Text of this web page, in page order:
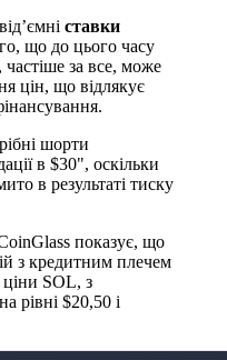
ставки
що до цього часу
за все, може
цін, що відлякує
шорти
в $30", оскільки
в результаті тиску
CoinGlass показує, що
з кредитним плечем
SOL, з
рівні $20,50 і